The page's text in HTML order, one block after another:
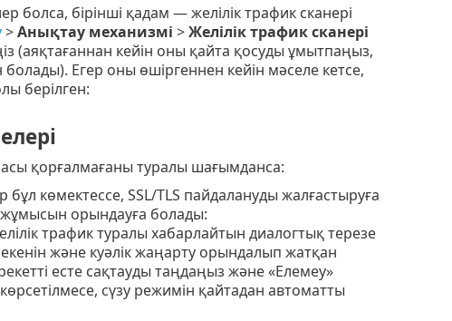
болса, бірінші қадам — желілік трафик сканері
>Анықтау механизмі >Желілік трафик сканері
(аяқтағаннан кейін оны қайта қосуды ұмытпаңыз,
Егер оны өшіргеннен кейін мәселе кетсе,
берілген:
қорғалмағаны туралы шағымданса:
бұл көмектессе, SSL/TLS пайдалануды жалғастыруға
орындауға болады:
трафик туралы хабарлайтын диалогтық терезе
және куәлік жаңарту орындалып жатқан
есте сақтауды таңдаңыз және «Елемеу»
сүзу режимін қайтадан автоматты